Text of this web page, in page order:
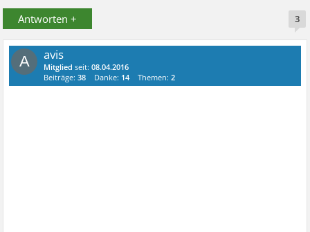
Antworten + 3
A avis
Mitglied seit:08.04.2016
Beiträge:38 Danke: 14 Themen:2